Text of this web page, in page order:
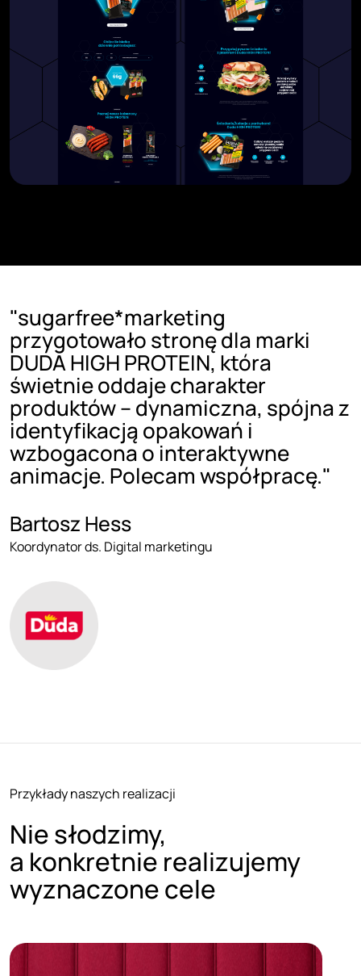
"sugarfree*marketing
przygotowało stronę dla marki
DUDA HIGH PROTEIN, która
świetnie oddaje charakter
produktów – dynamiczna, spójna z
identyfikacją opakowań i
wzbogacona o interaktywne
animacje. Polecam współpracę."
Bartosz Hess
Koordynator ds. Digital marketingu
Przykłady naszych realizacji
Nie słodzimy,
a konkretnie realizujemy
wyznaczone cele